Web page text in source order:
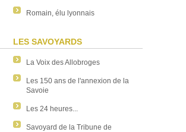
Romain, élu lyonnais
LES SAVOYARDS
La Voix des Allobroges
Les 150 ans de l'annexion de la
Savoie
Les 24 heures...
Savoyard de la Tribune de